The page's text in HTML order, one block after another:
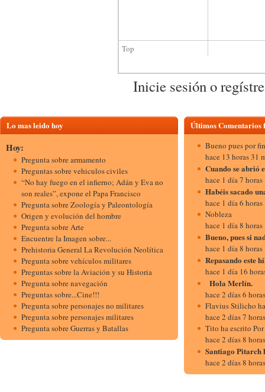
Top
Inicie sesión o
Lo mas leido hoy
Hoy:
Pregunta sobre armamento
Preguntas sobre vehiculos civiles
“No hay fuego en el infierno; Adán y Eva no
son reales”, expone el Papa Francisco
Pregunta sobre Zoología y Paleontología
Origen y evolución del hombre
Pregunta sobre Arte
Encuentre la Imagen sobre...
Prehistoria General La Revolución Neolítica
Pregunta sobre vehículos militares
Preguntas sobre la Aviación y su Historia
Pregunta sobre navegación
Preguntas sobre...Cine!!!
Pregunta sobre personajes no militares
Pregunta sobre personajes militares
Pregunta sobre Guerras y Batallas
Últimos
Bueno pues por
hace 13 horas 31
Cuando se abrió
hace 1 día 7 horas
Habéis sacado
hace 1 día 6 horas
Nobleza
hace 1 día 8 horas
Bueno, pues si
hace 1 día 8 horas
Repasando este
hace 1 día 16
Hola
hace 2 días 6
Flavius Stilicho
hace 2 días 7
Tito ha escrito
hace 2 días 8
Santiago Pitarch
hace 2 días 8